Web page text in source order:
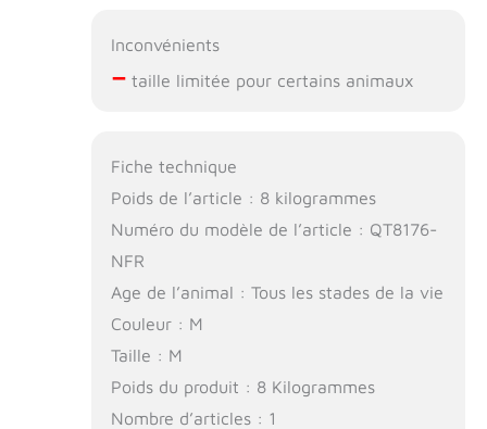
Inconvénients
–taille limitée pour certains animaux
Fiche technique
Poids de l’article : 8 kilogrammes
Numéro du modèle de l’article : QT8176-
NFR
Age de l’animal : Tous les stades de la vie
Couleur : M
Taille : M
Poids du produit : 8 Kilogrammes
Nombre d’articles : 1